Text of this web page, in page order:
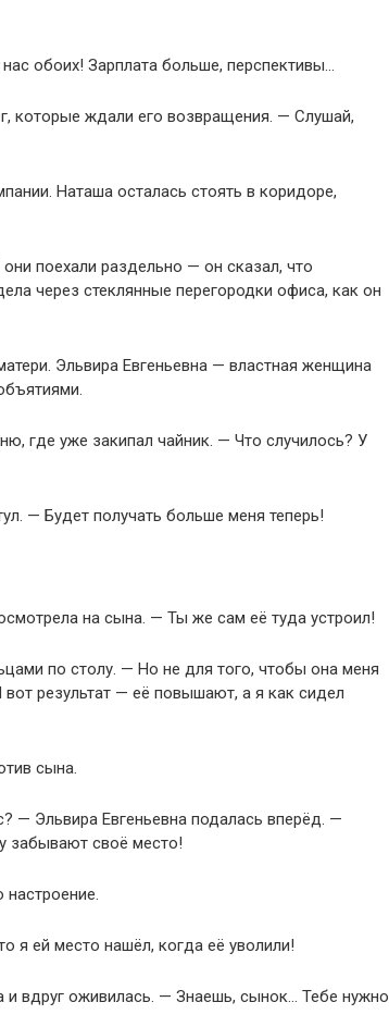
обоих! Зарплата больше, перспективы…
которые ждали его возвращения. — Слушай,
Наташа осталась стоять в коридоре,
поехали раздельно — он сказал, что
через стеклянные перегородки офиса, как он
Эльвира Евгеньевна — властная женщина
где уже закипал чайник. — Что случилось? У
— Будет получать больше меня теперь!
на сына. — Ты же сам её туда устроил!
по столу. — Но не для того, чтобы она меня
результат — её повышают, а я как сидел
сына.
— Эльвира Евгеньевна подалась вперёд. —
забывают своё место!
настроение.
я ей место нашёл, когда её уволили!
вдруг оживилась. — Знаешь, сынок… Тебе нужно